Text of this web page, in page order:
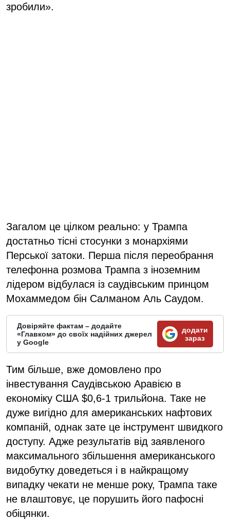
зробили».
Загалом це цілком реально: у Трампа
достатньо тісні стосунки з монархіями
Перської затоки. Перша після переобрання
телефонна розмова Трампа з іноземним
лідером відбулася із саудівським принцом
Мохаммедом бін Салманом Аль Саудом.
Довіряйте фактам – додайте
«Главком» до своїх надійних джерел
у Google
додати
зараз
Тим більше, вже домовлено про
інвестування Саудівською Аравією в
економіку США $0,6-1 трильйона. Таке не
дуже вигідно для американських нафтових
компаній, однак зате це інструмент швидкого
доступу. Адже результатів від заявленого
максимального збільшення американського
видобутку доведеться і в найкращому
випадку чекати не менше року, Трампа таке
не влаштовує, це порушить його пафосні
обіцянки.